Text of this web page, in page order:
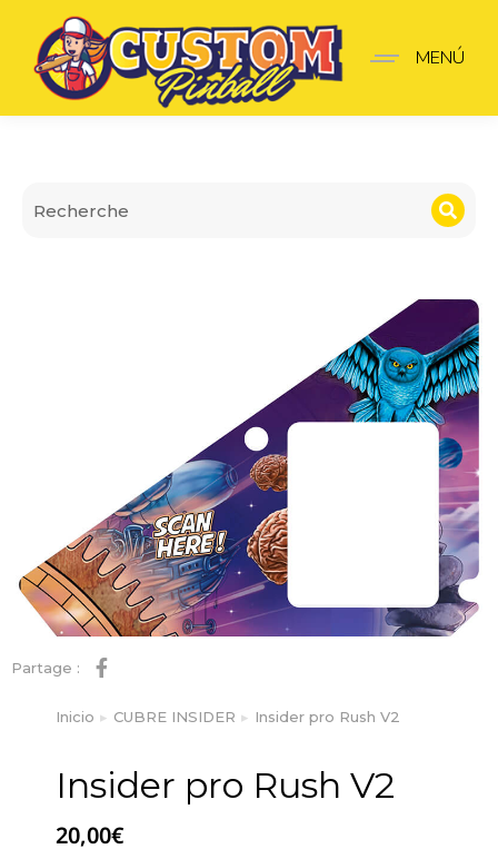
Insider pro Rush V2
MENÚ
Partage :
Estás aquí:
Inicio CUBRE INSIDER Insider pro Rush V2
Insider pro Rush V2
20,00€